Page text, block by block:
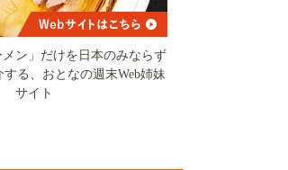
メン」だけを日本のみならず
る、おとなの週末Web姉妹
サイト